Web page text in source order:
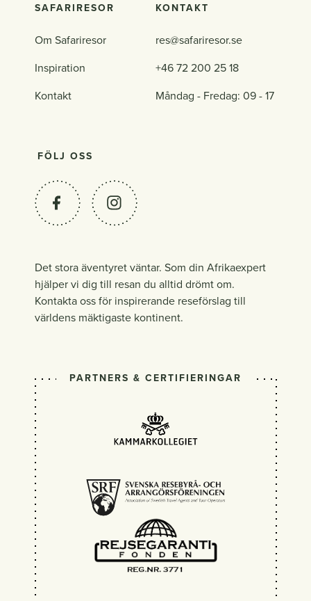
SAFARIRESOR
Om Safariresor
Inspiration
Kontakt
KONTAKT
res@safariresor.se
+46 72 200 25 18
Måndag - Fredag: 09 - 17
FÖLJ OSS
Det stora äventyret väntar. Som din Afrikaexpert
hjälper vi dig till resan du alltid drömt om.
Kontakta oss för inspirerande reseförslag till
världens mäktigaste kontinent.
PARTNERS & CERTIFIERINGAR